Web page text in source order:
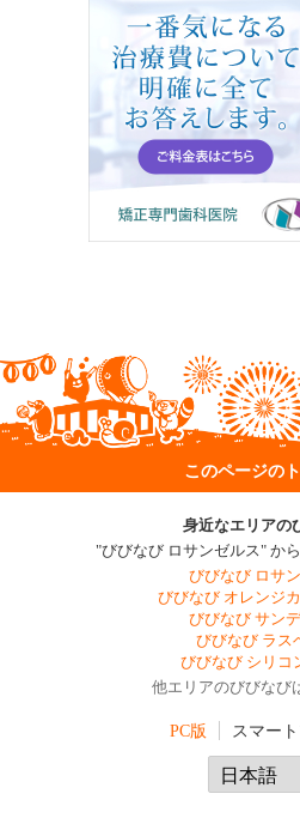
このページの
身近なエリアの
"びびなび ロサンゼルス" か
びびなび ロサ
びびなび オレンジ
びびなび サン
びびなび ラス
びびなび シリコ
他エリアのびびなび
PC版 スマー